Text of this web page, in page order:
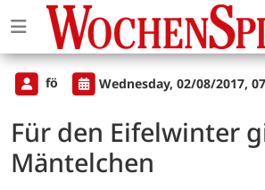
fö Wednesday, 02/08/2017,
Für den Eifelwinter
Mäntelchen